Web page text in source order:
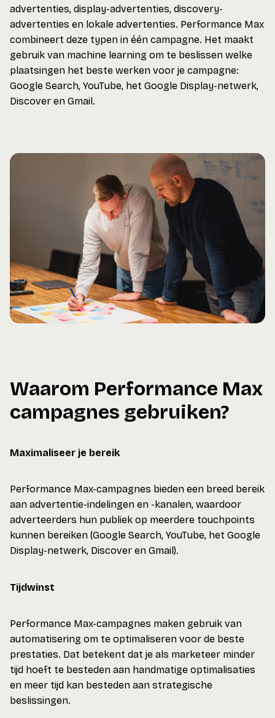
advertenties, display-advertenties, discovery-
advertenties en lokale advertenties. Performance Max
combineert deze typen in één campagne. Het maakt
gebruik van machine learning om te beslissen welke
plaatsingen het beste werken voor je campagne:
Google Search, YouTube, het Google Display-netwerk,
Discover en Gmail.
Waarom Performance Max
campagnes gebruiken?
Maximaliseer je bereik
Performance Max-campagnes bieden een breed bereik
aan advertentie-indelingen en -kanalen, waardoor
adverteerders hun publiek op meerdere touchpoints
kunnen bereiken (Google Search, YouTube, het Google
Display-netwerk, Discover en Gmail).
Tijdwinst
Performance Max-campagnes maken gebruik van
automatisering om te optimaliseren voor de beste
prestaties. Dat betekent dat je als marketeer minder
tijd hoeft te besteden aan handmatige optimalisaties
en meer tijd kan besteden aan strategische
beslissingen.